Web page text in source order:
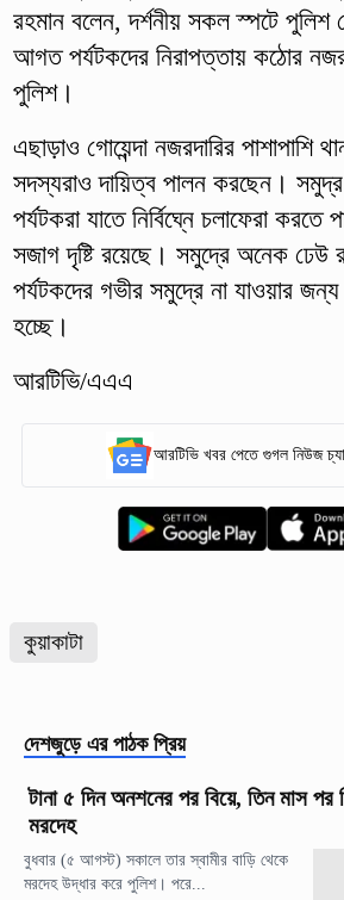
রহমান বলেন, দর্শনীয় সকল স্পটে পুলিশ
আগত পর্যটকদের নিরাপত্তায় কঠোর
পুলিশ।
এছাড়াও গোয়েন্দা নজরদারির পাশাপাশি
সদস্যরাও দায়িত্ব পালন করছেন।
পর্যটকরা যাতে নির্বিঘ্নে চলাফেরা করতে
সজাগ দৃষ্টি রয়েছে। সমুদ্রে অনেক ঢেউ
পর্যটকদের গভীর সমুদ্রে না যাওয়ার জন্য
হচ্ছে।
আরটিভি/এএএ
আরটিভি খবর পেতে গুগল নিউজ
কুয়াকাটা
দেশজুড়ে এর পাঠক প্রিয়
টানা ৫ দিন অনশনের পর বিয়ে, তিন মাস
মরদেহ
বুধবার (৫ আগস্ট) সকালে তার স্বামীর বাড়ি থেকে
মরদেহ উদ্ধার করে পুলিশ। পরে...